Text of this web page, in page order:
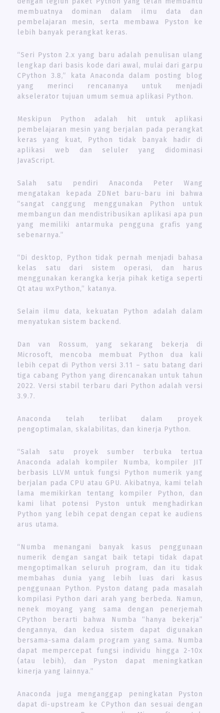
membuatnya dominan dalam ilmu data dan
pembelajaran mesin, serta membawa Pyston ke
lebih banyak perangkat keras.
“Seri Pyston 2.x yang baru adalah penulisan ulang
lengkap dari basis kode dari awal, mulai dari garpu
CPython 3.8,” kata Anaconda dalam posting blog
yang merinci rencananya untuk menjadi
akselerator tujuan umum semua aplikasi Python.
Meskipun Python adalah hit untuk aplikasi
pembelajaran mesin yang berjalan pada perangkat
keras yang kuat, Python tidak banyak hadir di
aplikasi web dan seluler yang didominasi
JavaScript.
Salah satu pendiri Anaconda Peter Wang
mengatakan kepada ZDNet baru-baru ini bahwa
“sangat canggung menggunakan Python untuk
membangun dan mendistribusikan aplikasi apa pun
yang memiliki antarmuka pengguna grafis yang
sebenarnya.”
“Di desktop, Python tidak pernah menjadi bahasa
kelas satu dari sistem operasi, dan harus
menggunakan kerangka kerja pihak ketiga seperti
Qt atau wxPython,” katanya.
Selain ilmu data, kekuatan Python adalah dalam
menyatukan sistem backend.
Dan van Rossum, yang sekarang bekerja di
Microsoft, mencoba membuat Python dua kali
lebih cepat di Python versi 3.11 – satu batang dari
tiga cabang Python yang direncanakan untuk tahun
2022. Versi stabil terbaru dari Python adalah versi
3.9.7.
Anaconda telah terlibat dalam proyek
pengoptimalan, skalabilitas, dan kinerja Python.
“Salah satu proyek sumber terbuka tertua
Anaconda adalah kompiler Numba, kompiler JIT
berbasis LLVM untuk fungsi Python numerik yang
berjalan pada CPU atau GPU. Akibatnya, kami telah
lama memikirkan tentang kompiler Python, dan
kami lihat potensi Pyston untuk menghadirkan
Python yang lebih cepat dengan cepat ke audiens
arus utama.
“Numba menangani banyak kasus penggunaan
numerik dengan sangat baik tetapi tidak dapat
mengoptimalkan seluruh program, dan itu tidak
membahas dunia yang lebih luas dari kasus
penggunaan Python. Pyston datang pada masalah
kompilasi Python dari arah yang berbeda. Namun,
nenek moyang yang sama dengan penerjemah
CPython berarti bahwa Numba “hanya bekerja”
dengannya, dan kedua sistem dapat digunakan
bersama-sama dalam program yang sama. Numba
dapat mempercepat fungsi individu hingga 2-10x
(atau lebih), dan Pyston dapat meningkatkan
kinerja yang lainnya.”
Anaconda juga menganggap peningkatan Pyston
dapat di-upstream ke CPython dan sesuai dengan